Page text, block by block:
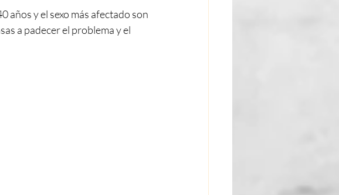
años y el sexo más afectado son
a padecer el problema y el